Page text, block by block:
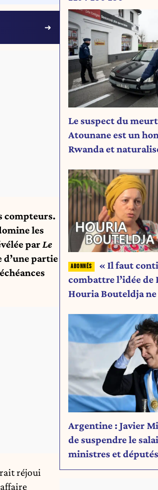
compteurs.
les
parLe
d’une partie
réjoui
Le suspect du
Atounane est un
Rwanda et
« Il faut
combattre l’idée de
Houria Bouteldja
Argentine : Javier
de suspendre le
ministres et
déficit budgétaire